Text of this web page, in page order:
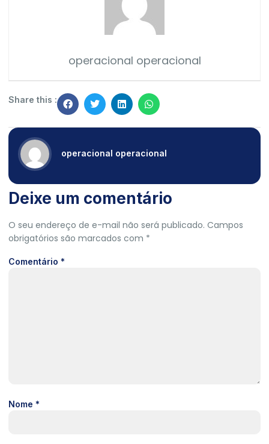
operacional operacional
Share this :
operacional operacional
Deixe um comentário
O seu endereço de e-mail não será publicado. Campos
obrigatórios são marcados com *
Comentário *
Nome *